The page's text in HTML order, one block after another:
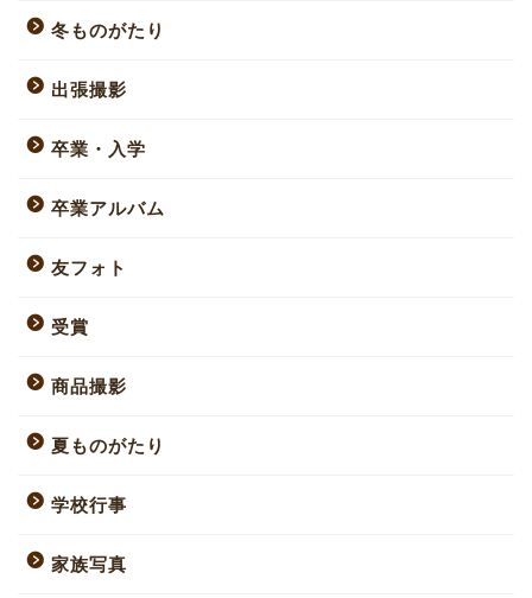
冬ものがたり
出張撮影
卒業・入学
卒業アルバム
友フォト
受賞
商品撮影
夏ものがたり
学校行事
家族写真